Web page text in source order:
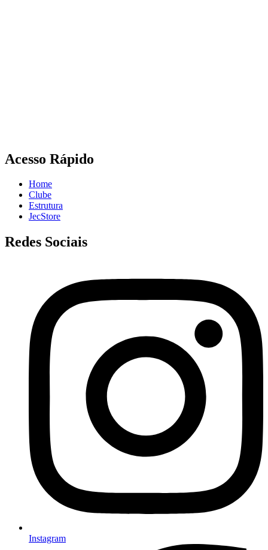
Acesso Rápido
Home
Clube
Estrutura
JecStore
Redes Sociais
Instagram